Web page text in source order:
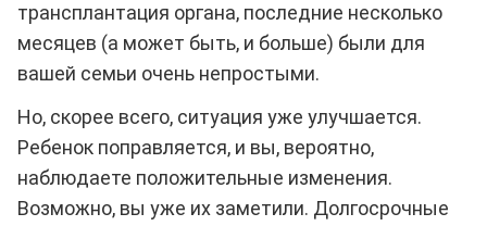
трансплантация органа, последние несколько
месяцев (а может быть, и больше) были для
вашей семьи очень непростыми.
Но, скорее всего, ситуация уже улучшается.
Ребенок поправляется, и вы, вероятно,
наблюдаете положительные изменения.
Возможно, вы уже их заметили. Долгосрочные